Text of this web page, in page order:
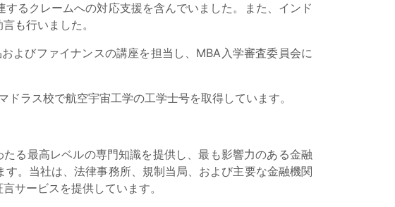
るクレームへの対応支援を含んでいました。また、インド
も行いました。
よびファイナンスの講座を担当し、MBA入学審査委員会に
ラス校で航空宇宙工学の工学士号を取得しています。
る最高レベルの専門知識を提供し、最も影響力のある金融
。当社は、法律事務所、規制当局、および主要な金融機関
サービスを提供しています。